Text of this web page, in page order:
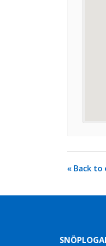
« Back to